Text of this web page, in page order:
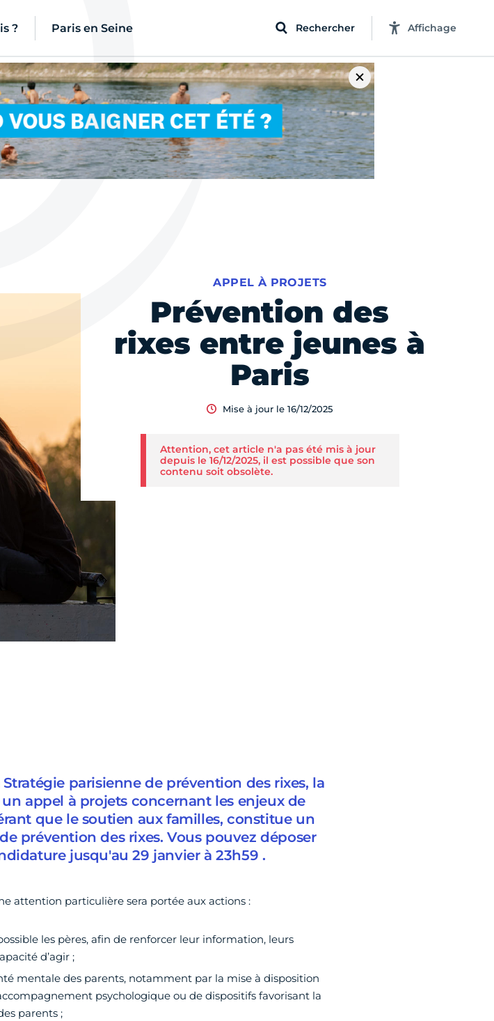
? Paris en Seine Rechercher Affichage
Prévention des
rixes entre jeunes à
Paris
APPEL À PROJETS
Mise à jour le 16/12/2025
Attention, cet article n'a pas été mis à jour
depuis le 16/12/2025, il est possible que son
contenu soit obsolète.
parisienne de prévention des rixes, la
appel à projets concernant les enjeux de
que le soutien aux familles, constitue un
prévention des rixes. Vous pouvez déposer
jusqu'au 29 janvier à 23h59 .
attention particulière sera portée aux actions :
les pères, afin de renforcer leur information, leurs
d’agir ;
mentale des parents, notamment par la mise à disposition
psychologique ou de dispositifs favorisant la
parents ;